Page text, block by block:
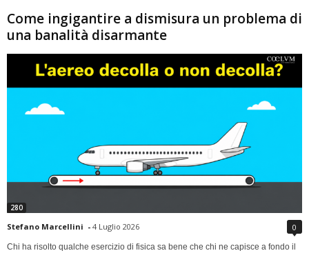
Come ingigantire a dismisura un problema di
una banalità disarmante
280
Stefano Marcellini - 4 Luglio 2026 0
Chi ha risolto qualche esercizio di fisica sa bene che chi ne capisce a fondo il